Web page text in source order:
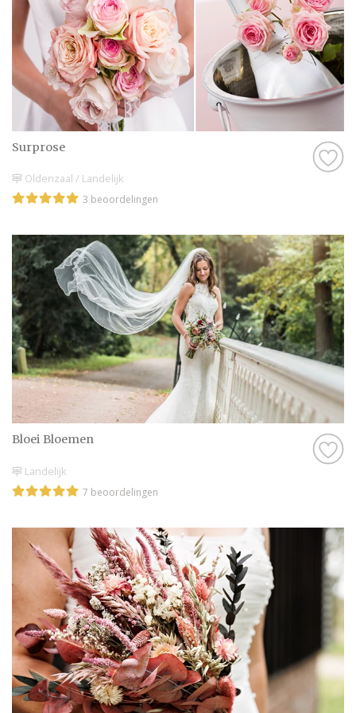
onvergetelijke dag te bezorgen.
Wij wensen jullie veel plezier met het
plannen van deze bijzondere dag. Maak er
een geweldige tijd van en geniet van elk
moment!
Surprose
Oldenzaal / Landelijk
3 beoordelingen
Bloei Bloemen
Landelijk
7 beoordelingen